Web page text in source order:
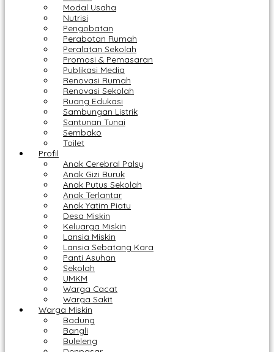
Modal Usaha
Nutrisi
Pengobatan
Perabotan Rumah
Peralatan Sekolah
Promosi & Pemasaran
Publikasi Media
Renovasi Rumah
Renovasi Sekolah
Ruang Edukasi
Sambungan Listrik
Santunan Tunai
Sembako
Toilet
Profil
Anak Cerebral Palsy
Anak Gizi Buruk
Anak Putus Sekolah
Anak Terlantar
Anak Yatim Piatu
Desa Miskin
Keluarga Miskin
Lansia Miskin
Lansia Sebatang Kara
Panti Asuhan
Sekolah
UMKM
Warga Cacat
Warga Sakit
Warga Miskin
Badung
Bangli
Buleleng